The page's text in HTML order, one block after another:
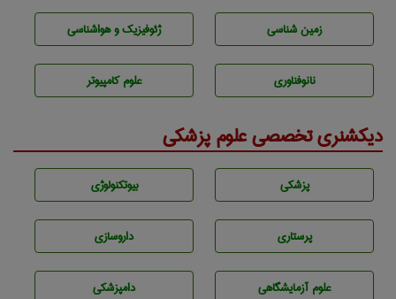
زمين شناسی ژئوفيزيك و هواشناسی
نانوفناوری علوم کامپیوتر
دیکشنری تخصصی علوم پزشکی
پزشكی بيوتكنولوژی
پرستاری داروسازی
علوم آزمايشگاهی دامپزشكی